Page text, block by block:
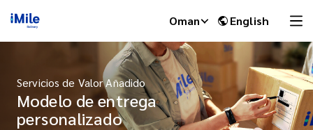
Oman English
Servicios de Valor Añadido
Modelo de entrega
personalizado